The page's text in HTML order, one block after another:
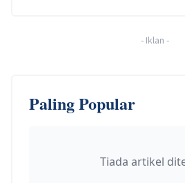
- Iklan -
Paling Popular
Tiada artikel